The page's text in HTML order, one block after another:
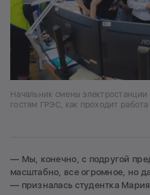
Начальник смены электростанции
гостям ГРЭС, как проходит
— Мы, конечно, с подругой
масштабно, все огромное, но
— призналась студентка